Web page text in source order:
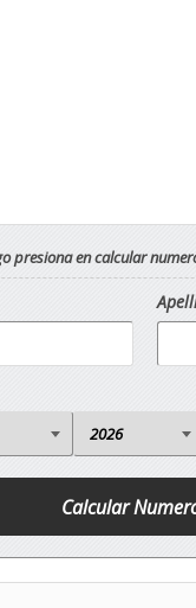
presiona en calcular